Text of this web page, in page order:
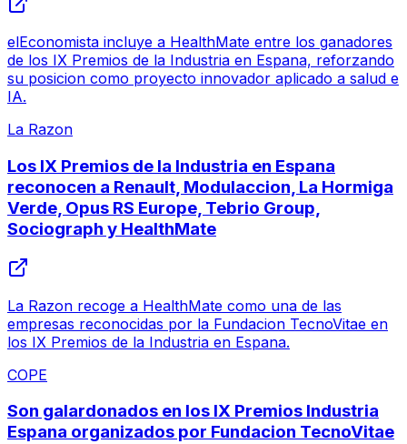
elEconomista incluye a HealthMate entre los ganadores
de los IX Premios de la Industria en Espana, reforzando
su posicion como proyecto innovador aplicado a salud e
IA.
La Razon
Los IX Premios de la Industria en Espana
reconocen a Renault, Modulaccion, La Hormiga
Verde, Opus RS Europe, Tebrio Group,
Sociograph y HealthMate
La Razon recoge a HealthMate como una de las
empresas reconocidas por la Fundacion TecnoVitae en
los IX Premios de la Industria en Espana.
COPE
Son galardonados en los IX Premios Industria
Espana organizados por Fundacion TecnoVitae